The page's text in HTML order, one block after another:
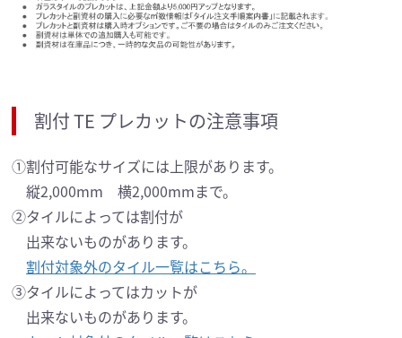
割付 TE プレカットの注意事項
①割付可能なサイズには上限があります。
縦2,000mm 横2,000mmまで。
②タイルによっては割付が
出来ないものがあります。
割付対象外のタイル一覧はこちら。
③タイルによってはカットが
出来ないものがあります。